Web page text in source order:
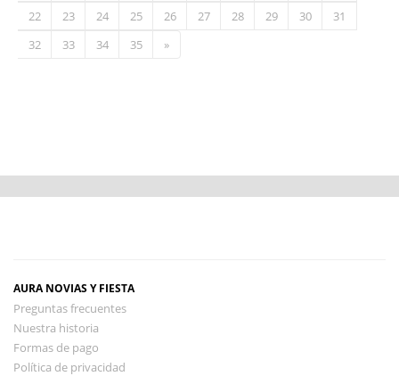
22
23 24 25 26 27 28 29 30
31
32
33 34 35 »
AURA NOVIAS Y FIESTA
Preguntas frecuentes
Nuestra historia
Formas de pago
Política de privacidad